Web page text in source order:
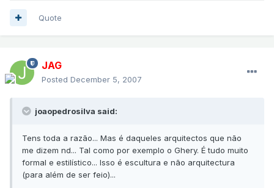
Quote
JAG
Posted December 5, 2007
joaopedrosilva said:
Tens toda a razão... Mas é daqueles arquitectos que não
me dizem nd... Tal como por exemplo o Ghery. É tudo muito
formal e estilístico... Isso é escultura e não arquitectura
(para além de ser feio)...